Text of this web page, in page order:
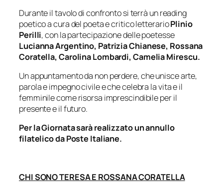
Durante il tavolo di confronto si terrà un reading
poetico a cura del poeta e critico letterarioPlinio
Perilli, con la partecipazione delle poetesse
Lucianna Argentino, Patrizia Chianese, Rossana
Coratella, Carolina Lombardi, Camelia Mirescu.
Un appuntamento da non perdere, che unisce arte,
parola e impegno civile e che celebra la vita e il
femminile come risorsa imprescindibile per il
presente e il futuro.
Per la Giornata sarà realizzato un annullo
filatelico da Poste Italiane.
CHI SONO TERESA E ROSSANA CORATELLA